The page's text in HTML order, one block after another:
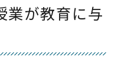
業が教育に与